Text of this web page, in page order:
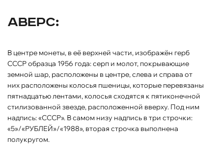
Аверс:
В центре монеты, в её верхней части, изображён герб
СССР образца 1956 года: серп и молот, покрывающие
земной шар, расположены в центре, слева и справа от
них расположены колосья пшеницы, которые перевязаны
пятнадцатью лентами, колосья сходятся к пятиконечной
стилизованной звезде, расположенной вверху. Под ним
надпись: «СССР». В самом низу надпись в три строчки:
«5»/«РУБЛЕЙ»/«1988», вторая строчка выполнена
полукругом.